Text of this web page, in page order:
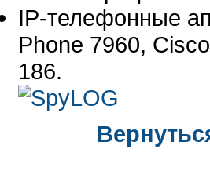
IP-телефонные
Phone 7960,
186.